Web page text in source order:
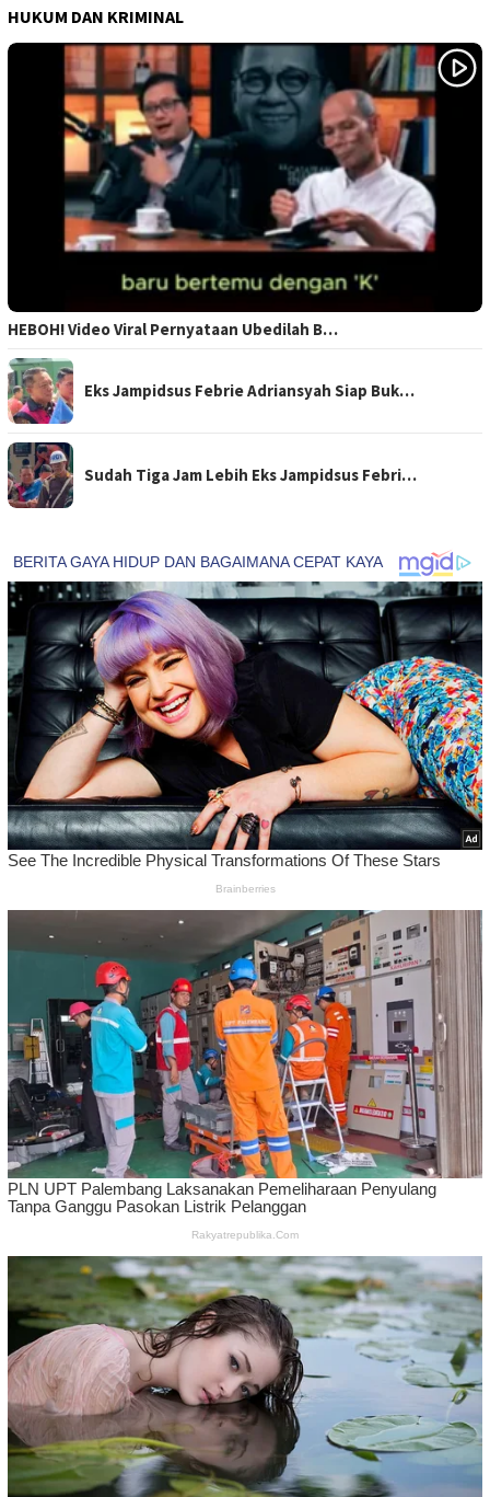
HUKUM DAN KRIMINAL
HEBOH! Video Viral Pernyataan Ubedilah B…
Eks Jampidsus Febrie Adriansyah Siap Buk…
Sudah Tiga Jam Lebih Eks Jampidsus Febri…